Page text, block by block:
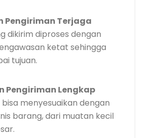
Pengiriman Terjaga
dikirim diproses dengan
ketat sehingga
tujuan.
Pengiriman Lengkap
menyesuaikan dengan
barang, dari muatan kecil